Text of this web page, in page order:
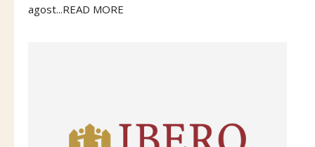
agost...READ MORE